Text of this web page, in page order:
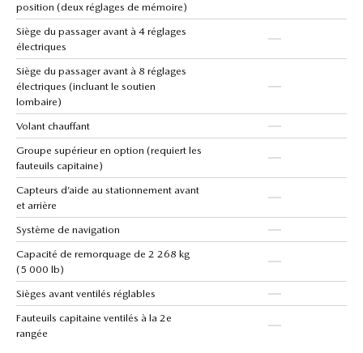
position (deux réglages de mémoire)
Siège du passager avant à 4 réglages
électriques
Siège du passager avant à 8 réglages
électriques (incluant le soutien
lombaire)
Volant chauffant
Groupe supérieur en option (requiert les
fauteuils capitaine)
Capteurs d’aide au stationnement avant
et arrière
Système de navigation
Capacité de remorquage de 2 268 kg
(5 000 lb)
Sièges avant ventilés réglables
Fauteuils capitaine ventilés à la 2e
rangée